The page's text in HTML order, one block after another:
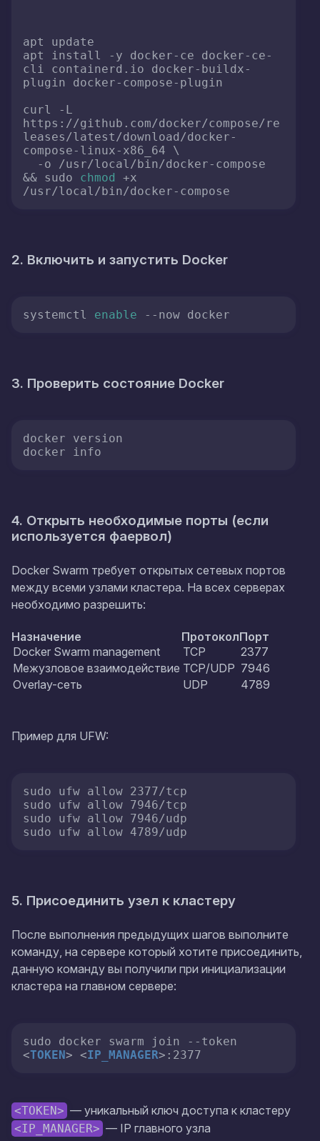
apt update
apt install -y docker-ce docker-ce-
cli containerd.io docker-buildx-
plugin docker-compose-plugin
curl -L
https://github.com/docker/compose/re
leases/latest/download/docker-
compose-linux-x86_64 \
&& sudo chmod
+x
2. Включить и запустить Docker
systemctl enable --now docker
3. Проверить состояние Docker
docker version
docker info
4. Открыть необходимые порты (если
используется фаервол)
Docker Swarm требует открытых сетевых портов
между всеми узлами кластера. На всех серверах
необходимо разрешить:
Назначение ПротоколПорт
Docker Swarm management
TCP
2377
Межузловое взаимодействие TCP/UDP 7946
Overlay-сеть
UDP 4789
Пример для UFW:
sudo ufw allow 2377/tcp
sudo ufw allow 7946/tcp
sudo ufw allow 7946/udp
sudo ufw allow 4789/udp
5. Присоединить узел к кластеру
После выполнения предыдущих шагов выполните
команду, на сервере который хотите присоединить,
данную команду вы получили при инициализации
кластера на главном сервере:
<TOKEN> <IP_MANAGER> :2377
<TOKEN> — уникальный ключ доступа к кластеру
<IP_MANAGER> — IP главного узла